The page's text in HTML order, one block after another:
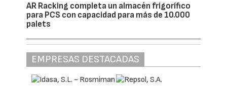
AR Racking completa un almacén frigorífico
para PCS con capacidad para más de 10.000
palets
EMPRESAS DESTACADAS